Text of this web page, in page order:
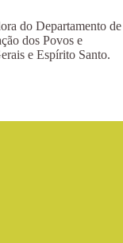
do Departamento de
dos Povos e
e Espírito Santo.